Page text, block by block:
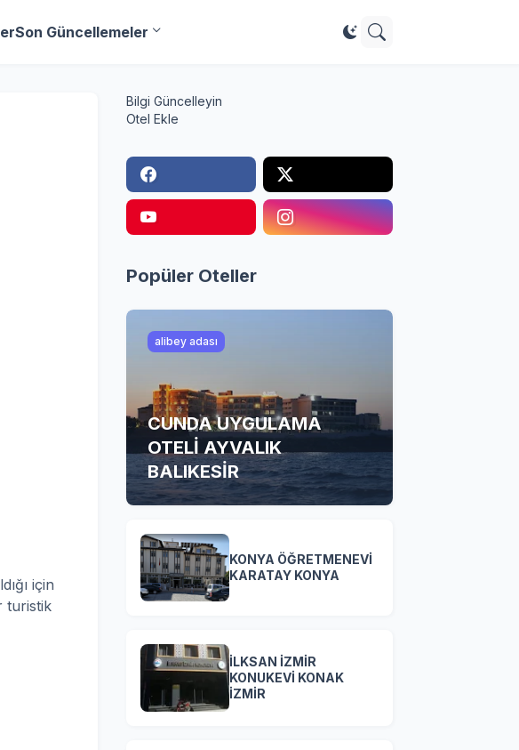
Son Güncellemeler
için
turistik
Bilgi Güncelleyin
Otel Ekle
Popüler Oteller
alibey adası
CUNDA UYGULAMA
OTELİ AYVALIK
BALIKESİR
KONYA ÖĞRETMENEVİ
KARATAY KONYA
İLKSAN İZMİR
KONUKEVİ KONAK
İZMİR